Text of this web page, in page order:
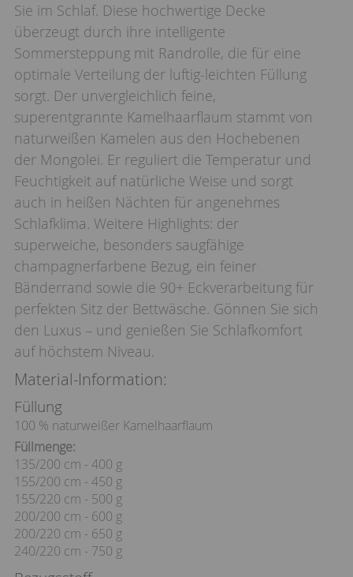
Sie im Schlaf. Diese hochwertige Decke
überzeugt durch ihre intelligente
Sommersteppung mit Randrolle, die für eine
optimale Verteilung der luftig-leichten Füllung
sorgt. Der unvergleichlich feine,
superentgrannte Kamelhaarflaum stammt von
naturweißen Kamelen aus den Hochebenen
der Mongolei. Er reguliert die Temperatur und
Feuchtigkeit auf natürliche Weise und sorgt
auch in heißen Nächten für angenehmes
Schlafklima. Weitere Highlights: der
superweiche, besonders saugfähige
champagnerfarbene Bezug, ein feiner
Bänderrand sowie die 90+ Eckverarbeitung für
perfekten Sitz der Bettwäsche. Gönnen Sie sich
den Luxus – und genießen Sie Schlafkomfort
auf höchstem Niveau.
Material-Information:
Füllung
100 % naturweißer Kamelhaarflaum
Füllmenge:
135/200 cm - 400 g
155/200 cm - 450 g
155/220 cm - 500 g
200/200 cm - 600 g
200/220 cm - 650 g
240/220 cm - 750 g